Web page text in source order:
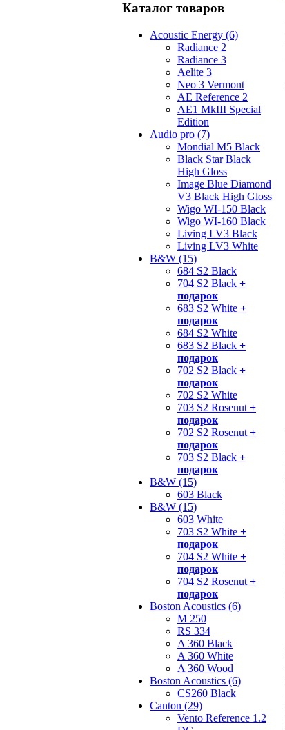
Каталог товаров
Acoustic Energy (6)
Radiance 2
Radiance 3
Aelite 3
Neo 3 Vermont
AE Reference 2
AE1 MkIII Special
Edition
Audio pro (7)
Mondial M5 Black
Black Star Black
High Gloss
Image Blue Diamond
V3 Black High Gloss
Wigo WI-150 Black
Wigo WI-160 Black
Living LV3 Black
Living LV3 White
B&W (15)
684 S2 Black
704 S2 Black +
подарок
683 S2 White +
подарок
684 S2 White
683 S2 Black +
подарок
702 S2 Black +
подарок
702 S2 White
703 S2 Rosenut +
подарок
702 S2 Rosenut +
подарок
703 S2 Black +
подарок
B&W (15)
603 Black
B&W (15)
603 White
703 S2 White +
подарок
704 S2 White +
подарок
704 S2 Rosenut +
подарок
Boston Acoustics (6)
M 250
RS 334
A 360 Black
A 360 White
A 360 Wood
Boston Acoustics (6)
CS260 Black
Canton (29)
Vento Reference 1.2